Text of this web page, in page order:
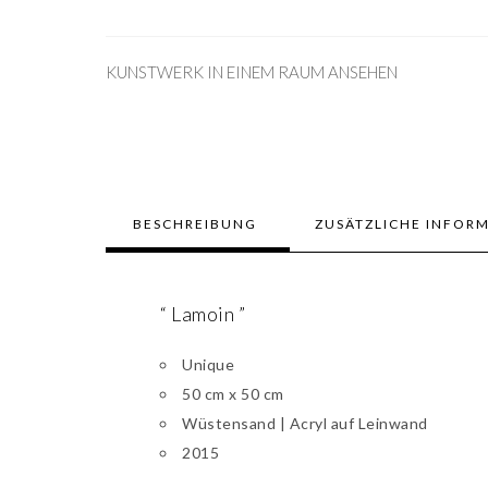
KUNSTWERK IN EINEM RAUM ANSEHEN
BESCHREIBUNG ZUSÄTZLICHE
“ Lamoin ”
Unique
50 cm x 50 cm
Wüstensand | Acryl auf Leinwand
2015